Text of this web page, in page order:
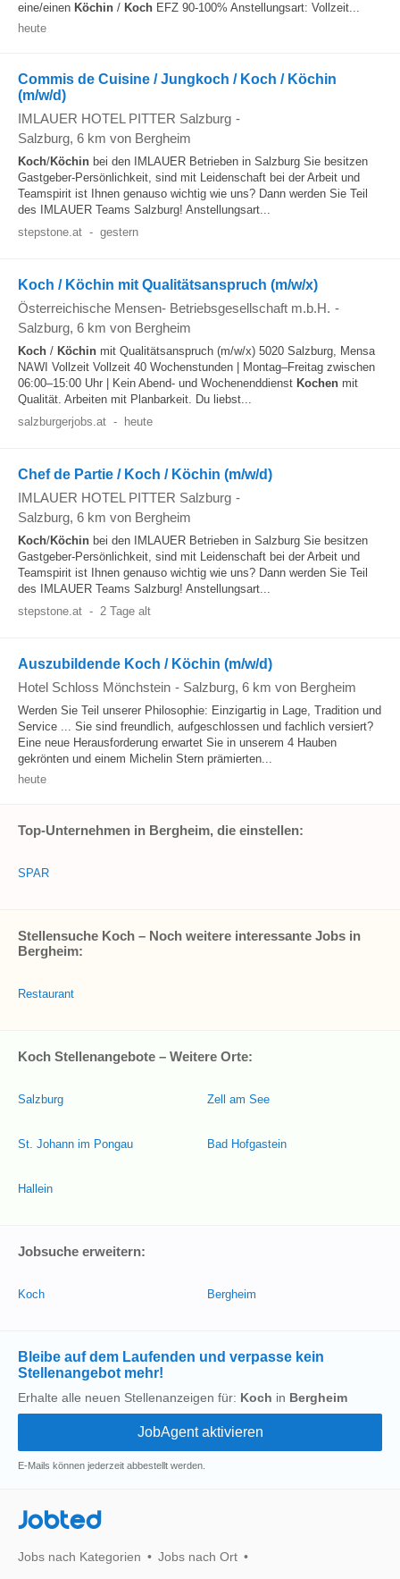
eine/einen Köchin / Koch EFZ 90-100% Anstellungsart: Vollzeit...
heute
Commis de Cuisine / Jungkoch / Koch / Köchin
(m/w/d)
IMLAUER HOTEL PITTER Salzburg -
Salzburg, 6 km von Bergheim
Koch/Köchin bei den IMLAUER Betrieben in Salzburg Sie besitzen
Gastgeber-Persönlichkeit, sind mit Leidenschaft bei der Arbeit und
Teamspirit ist Ihnen genauso wichtig wie uns? Dann werden Sie Teil
des IMLAUER Teams Salzburg! Anstellungsart...
stepstone.at - gestern
Koch / Köchin mit Qualitätsanspruch (m/w/x)
Österreichische Mensen- Betriebsgesellschaft m.b.H. -
Salzburg, 6 km von Bergheim
Koch / Köchin mit Qualitätsanspruch (m/w/x) 5020 Salzburg, Mensa
NAWI Vollzeit Vollzeit 40 Wochenstunden | Montag–Freitag zwischen
06:00–15:00 Uhr | Kein Abend- und Wochenenddienst Kochen mit
Qualität. Arbeiten mit Planbarkeit. Du liebst...
salzburgerjobs.at - heute
Chef de Partie / Koch / Köchin (m/w/d)
IMLAUER HOTEL PITTER Salzburg -
Salzburg, 6 km von Bergheim
Koch/Köchin bei den IMLAUER Betrieben in Salzburg Sie besitzen
Gastgeber-Persönlichkeit, sind mit Leidenschaft bei der Arbeit und
Teamspirit ist Ihnen genauso wichtig wie uns? Dann werden Sie Teil
des IMLAUER Teams Salzburg! Anstellungsart...
stepstone.at - 2 Tage alt
Auszubildende Koch / Köchin (m/w/d)
Hotel Schloss Mönchstein - Salzburg, 6 km von Bergheim
Werden Sie Teil unserer Philosophie: Einzigartig in Lage, Tradition und
Service ... Sie sind freundlich, aufgeschlossen und fachlich versiert?
Eine neue Herausforderung erwartet Sie in unserem 4 Hauben
gekrönten und einem Michelin Stern prämierten...
heute
Top-Unternehmen in Bergheim, die einstellen:
SPAR
Stellensuche Koch – Noch weitere interessante Jobs in
Bergheim:
Restaurant
Koch Stellenangebote – Weitere Orte:
Salzburg
St. Johann im Pongau
Hallein
Zell am See
Bad Hofgastein
Jobsuche erweitern:
Koch Bergheim
Bleibe auf dem Laufenden und verpasse kein
Stellenangebot mehr!
Erhalte alle neuen Stellenanzeigen für: Koch in Bergheim
E-Mails können jederzeit abbestellt werden.
Jobted
Jobs nach Kategorien Jobs nach Ort